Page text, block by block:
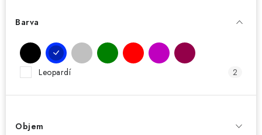
Barva
Leopardí 2
Objem